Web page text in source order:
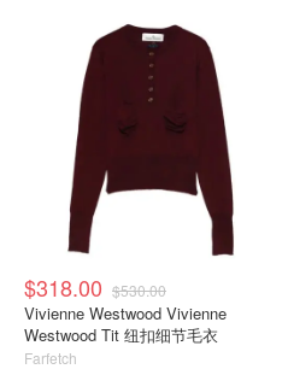
$318.00 $530.00
Vivienne Westwood Vivienne
Westwood Tit 纽扣细节毛衣
Farfetch